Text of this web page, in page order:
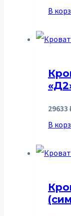
В
29633
В